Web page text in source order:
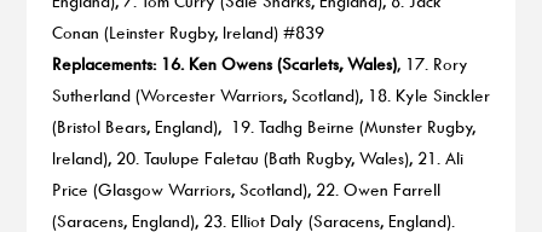
Conan (Leinster Rugby, Ireland) #839
Replacements: 16. Ken Owens (Scarlets, Wales), 17. Rory
Sutherland (Worcester Warriors, Scotland), 18. Kyle Sinckler
(Bristol Bears, England), 19. Tadhg Beirne (Munster Rugby,
Ireland), 20. Taulupe Faletau (Bath Rugby, Wales), 21. Ali
Price (Glasgow Warriors, Scotland), 22. Owen Farrell
(Saracens, England), 23. Elliot Daly (Saracens, England).